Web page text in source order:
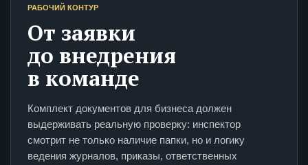
РАБОЧИЙ КОНТУР
От заявки
до внедрения
в команде
Комплект документов для бизнеса должен
выдерживать реальную проверку: инспектор
смотрит не только наличие папки, но и логику
ведения журналов, приказы, ответственных